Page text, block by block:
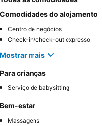
Comodidades do alojamento
Centro de negócios
Check-in/check-out expresso
Mostrar mais
Para crianças
Serviço de babysitting
Bem-estar
Massagens